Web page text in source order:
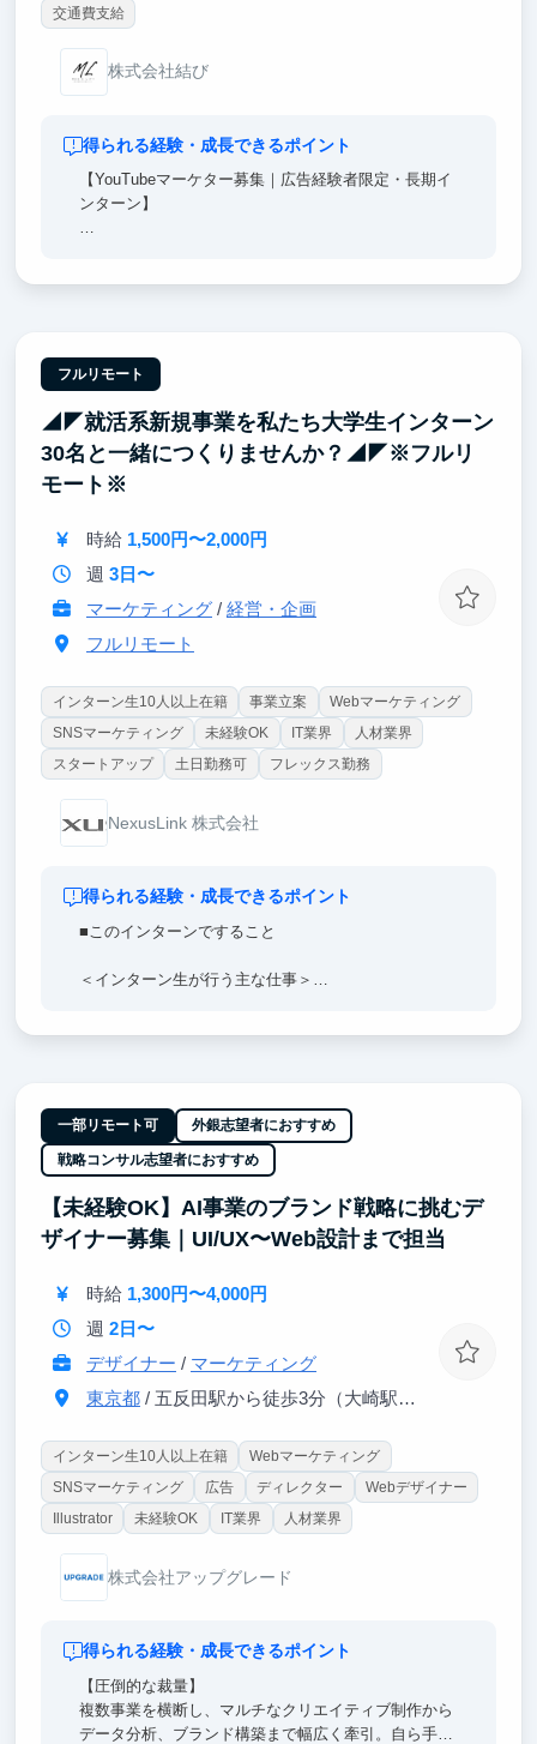
交通費支給
株式会社結び
得られる経験・成長できるポイント
【YouTubeマーケター募集｜広告経験者限定・長期イ
ンターン】
人の意思決定を設計する力を磨きます。
伸びる動画構成の設計、視聴データを基にした改善、
YouTubeを起点とした事業成長までを実践。
YouTube特有の勝ちパターンを学ぶ研修も用意してお
ない、希少性の高いYouTubeマーケターとして市場価
値を高められる環境です。
フルリモート
◢◤就活系新規事業を私たち大学生インターン
30名と一緒につくりませんか？◢◤※フルリ
モート※
時給 1,500円〜2,000円
週 3日〜
マーケティング/ 経営・企画
フルリモート
インターン生10人以上在籍 事業立案
Webマーケティング
SNSマーケティング
未経験OK IT業界
人材業界
スタートアップ
土日勤務可 フレックス勤務
NexusLink 株式会社
得られる経験・成長できるポイント
■このインターンですること
＜インターン生が行う主な仕事＞
面談にて紹介しております♪
■参画のメリット
・実利売上計上のガクチカ作成ができる
・インターン等完全未経験OK（ほとんど皆さん未経
験です）
・大手企業がスポンサーとして応援してくれています
・約10名の同世代の学生がチームでサポートしあいま
す
一部リモート可 外銀志望者におすすめ
戦略コンサル志望者におすすめ
【未経験OK】AI事業のブランド戦略に挑むデ
ザイナー募集｜UI/UX〜Web設計まで担当
時給 1,300円〜4,000円
週 2日〜
デザイナー / マーケティング
東京都/ 五反田駅から徒歩3分（大崎駅から徒歩8分）
インターン生10人以上在籍
Webマーケティング
SNSマーケティング
広告 ディレクター
Webデザイナー
Illustrator
未経験OK IT業界 人材業界
株式会社アップグレード
得られる経験・成長できるポイント
【圧倒的な裁量】
複数事業を横断し、マルチなクリエイティブ制作から
データ分析、ブランド構築まで幅広く牽引。自ら手が